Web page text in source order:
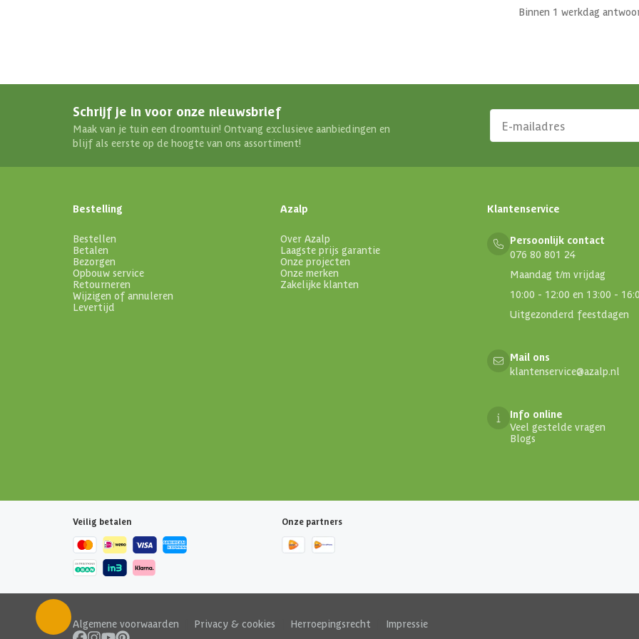
Binnen 1 werkdag
Schrijf je in voor onze nieuwsbrief
Maak van je tuin een droomtuin! Ontvang exclusieve aanbiedingen en
blijf als eerste op de hoogte van ons assortiment!
Bestelling
Bestellen
Betalen
Bezorgen
Opbouw service
Retourneren
Wijzigen of annuleren
Levertijd
Azalp
Over Azalp
Laagste prijs garantie
Onze projecten
Onze merken
Zakelijke klanten
Klantenservice
Persoonlijk contact
076 80 801 24
Maandag t/m vrijdag
10:00 - 12:00 en 13:00 -
Uitgezonderd feestdagen
Mail ons
klantenservice@azalp.nl
Info online
Veel gestelde vragen
Blogs
Veilig betalen Onze partners
Algemene voorwaarden Privacy & cookies Herroepingsrecht Impressie